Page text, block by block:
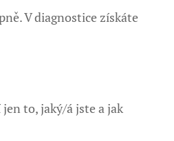
V diagnostice získáte
to, jaký/á jste a jak